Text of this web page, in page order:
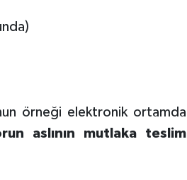
örneği elektronik ortamda
aslının mutlaka teslim